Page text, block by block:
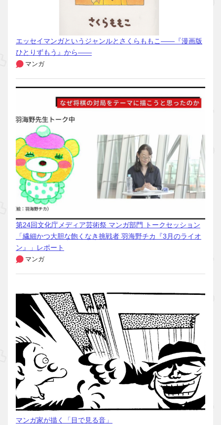
エッセイマンガというジャンルとさくらももこ――『漫画版
ひとりずもう』から――
マンガ
第24回文化庁メディア芸術祭 マンガ部門 トークセッション
「繊細かつ大胆な飽くなき挑戦者 羽海野チカ『3月のライオ
ン』」レポート
マンガ
マンガ家が描く「目で見る音」